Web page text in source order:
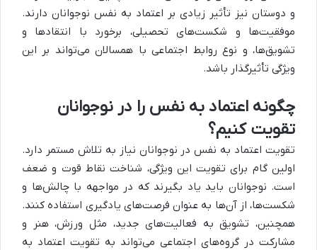
و دوستان نیز تأثیر زیادی بر اعتماد به نفس نوجوانان دارند.
موفقیت‌ها و شکست‌های تحصیلی، برخورد با انتقادها و
تشویق‌ها، و نوع روابط اجتماعی با همسالان می‌تواند بر این
ویژگی تأثیرگذار باشد.
چگونه اعتماد به نفس را در نوجوانان
تقویت کنیم؟
تقویت اعتماد به نفس در نوجوانان نیاز به تلاش مستمر دارد.
اولین گام برای تقویت این ویژگی، شناخت نقاط قوت و ضعف
است. نوجوانان باید یاد بگیرند که در مواجهه با چالش‌ها و
شکست‌ها، از آن‌ها به عنوان فرصت‌های یادگیری استفاده کنند.
همچنین، تشویق به فعالیت‌های جدید، مثل ورزش، هنر و
مشارکت در گروه‌های اجتماعی می‌تواند به تقویت اعتماد به